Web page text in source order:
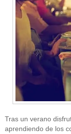
Tras un verano
aprendiendo de los